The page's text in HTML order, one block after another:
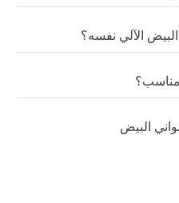
الآلي نفسه؟